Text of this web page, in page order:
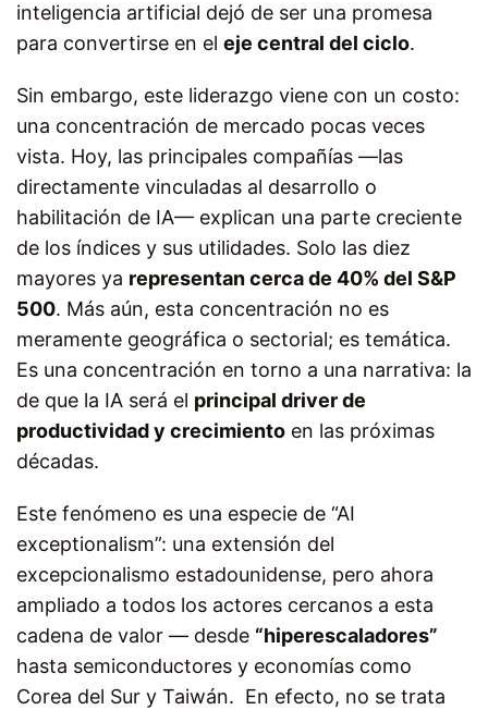
inteligencia artificial dejó de ser una promesa
para convertirse en el eje central del ciclo.
Sin embargo, este liderazgo viene con un costo:
una concentración de mercado pocas veces
vista. Hoy, las principales compañías —las
directamente vinculadas al desarrollo o
habilitación de IA— explican una parte creciente
de los índices y sus utilidades. Solo las diez
mayores ya representan cerca de 40% del S&P
500. Más aún, esta concentración no es
meramente geográfica o sectorial; es temática.
Es una concentración en torno a una narrativa: la
de que la IA será el principal driver de
productividad y crecimiento en las próximas
décadas.
Este fenómeno es una especie de “AI
exceptionalism”: una extensión del
excepcionalismo estadounidense, pero ahora
ampliado a todos los actores cercanos a esta
cadena de valor — desde “hiperescaladores”
hasta semiconductores y economías como
Corea del Sur y Taiwán. En efecto, no se trata